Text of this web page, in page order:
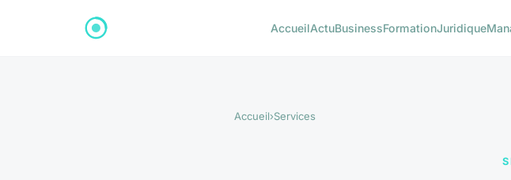
AccueilActuBusinessFormationJuridique
Accueil›Services